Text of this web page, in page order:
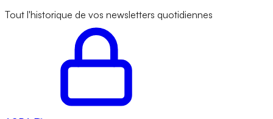
Tout l'historique de vos newsletters quotidiennes